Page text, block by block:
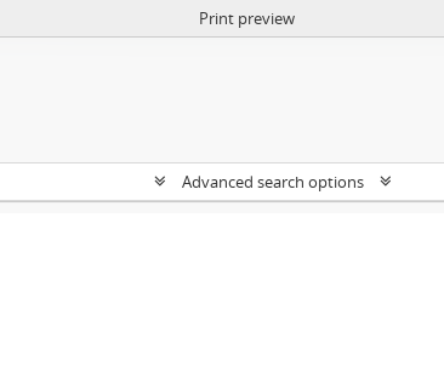
Print preview
Advanced search options